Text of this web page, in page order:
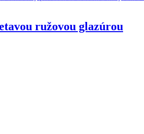
ružovou glazúrou